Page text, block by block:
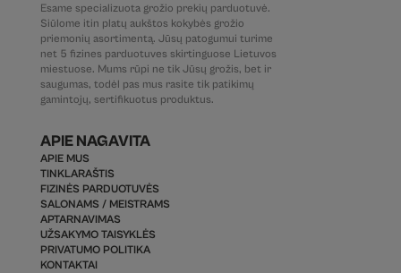
Esame specializuota grožio prekių parduotuvė.
Siūlome itin platų aukštos kokybės grožio
priemonių asortimentą. Jūsų patogumui turime
net 5 fizines parduotuves skirtinguose Lietuvos
miestuose. Mums rūpi ne tik Jūsų grožis, bet ir
saugumas, todėl pas mus rasite tik patikimų
gamintojų, sertifikuotus produktus.
APIE NAGAVITA
APIE MUS
TINKLARAŠTIS
FIZINĖS PARDUOTUVĖS
SALONAMS / MEISTRAMS
APTARNAVIMAS
UŽSAKYMO TAISYKLĖS
PRIVATUMO POLITIKA
KONTAKTAI